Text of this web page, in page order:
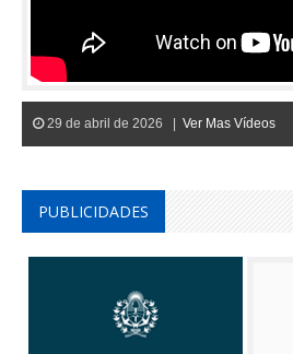
29 de abril de 2026 | Ver Mas Vídeos
PUBLICIDADES